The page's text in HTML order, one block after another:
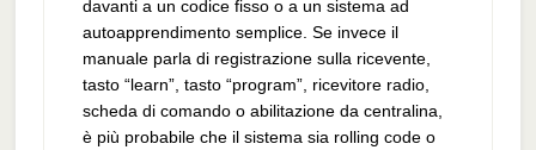
davanti a un codice fisso o a un sistema ad
autoapprendimento semplice. Se invece il
manuale parla di registrazione sulla ricevente,
tasto “learn”, tasto “program”, ricevitore radio,
scheda di comando o abilitazione da centralina,
è più probabile che il sistema sia rolling code o